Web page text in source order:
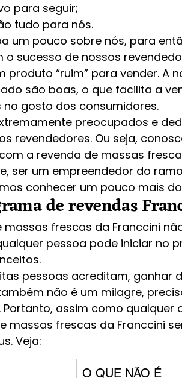
para seguir;
tudo para nós.
um pouco sobre nós, para
sucesso de nossos
produto “ruim” para vender. A
são boas, o que facilita a
gosto dos consumidores.
preocupados e
revendedores. Ou seja,
a revenda de massas
ser um empreendedor do
conhecer um pouco mais
de revendas
frescas da Franccini
pessoa pode iniciar no
pessoas acreditam, ganhar
não é um milagre,
assim como qualquer
massas frescas da Franccini
Veja:
O QUE NÃO É